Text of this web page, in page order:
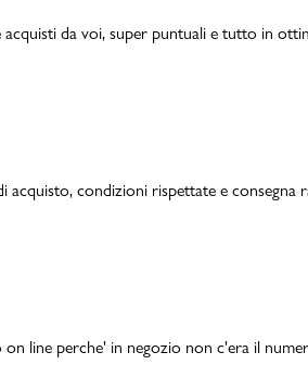
acquisti da voi, super puntuali e tutto in
acquisto, condizioni rispettate e consegna
line perche' in negozio non c'era il